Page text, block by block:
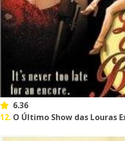
6.36
12. O Último Show das Louras